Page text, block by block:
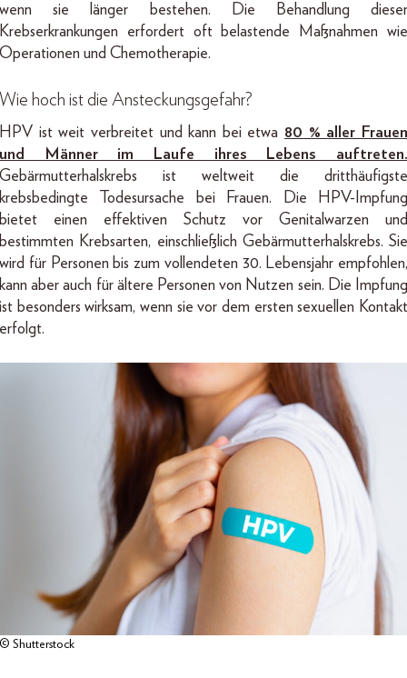
wenn sie länger bestehen. Die Behandlung dieser
Krebserkrankungen erfordert oft belastende Maßnahmen wie
Operationen und Chemotherapie.
Wie hoch ist die Ansteckungsgefahr?
HPV ist weit verbreitet und kann bei etwa 80 % aller
und Männer im Laufe ihres Lebens auftreten.
Gebärmutterhalskrebs ist weltweit die dritthäufigste
krebsbedingte Todesursache bei Frauen. Die HPV-Impfung
bietet einen effektiven Schutz vor Genitalwarzen und
bestimmten Krebsarten, einschließlich Gebärmutterhalskrebs. Sie
wird für Personen bis zum vollendeten 30. Lebensjahr empfohlen,
kann aber auch für ältere Personen von Nutzen sein. Die Impfung
ist besonders wirksam, wenn sie vor dem ersten sexuellen Kontakt
erfolgt.
© Shutterstock